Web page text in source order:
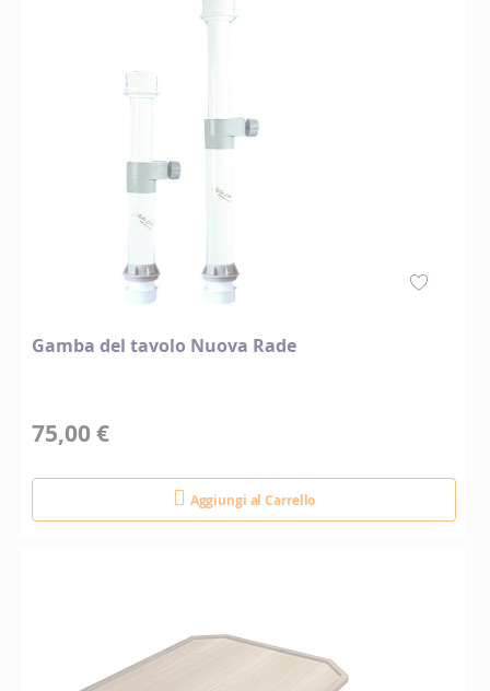
Gamba del tavolo Nuova Rade
75,00 €
Aggiungi al Carrello